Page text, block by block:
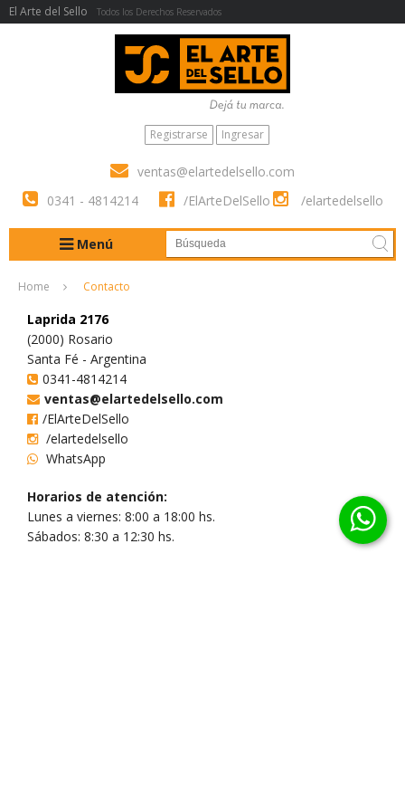
El Arte del Sello Todos los Derechos Reservados
Registrarse Ingresar
ventas@elartedelsello.com
0341 - 4814214
/ElArteDelSello /elartedelsello
Menú
Home Contacto
Laprida 2176
(2000) Rosario
Santa Fé - Argentina
0341-4814214
ventas@elartedelsello.com
/ElArteDelSello
/elartedelsello
WhatsApp
Horarios de atención:
Lunes a viernes: 8:00 a 18:00 hs.
Sábados: 8:30 a 12:30 hs.